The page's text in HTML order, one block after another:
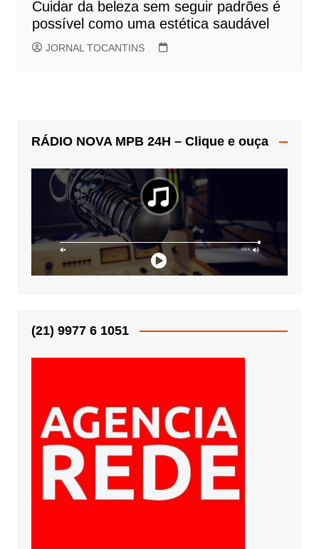
Cuidar da beleza sem seguir padrões é
possível como uma estética saudável
JORNAL TOCANTINS
RÁDIO NOVA MPB 24H – Clique e ouça
(21) 9977 6 1051